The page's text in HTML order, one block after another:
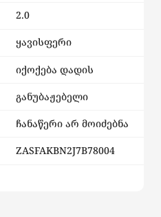
2.0
ყავისფერი
იქოქება დადის
განუბაჟებელი
ჩანაწერი არ მოიძებნა
ZASFAKBN2J7B78004